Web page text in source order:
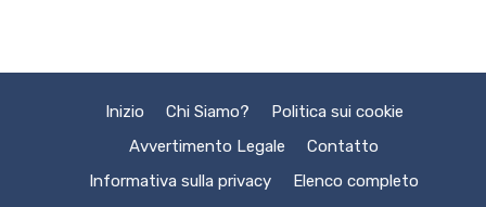
Inizio Chi Siamo?
Politica sui cookie
Avvertimento Legale
Contatto
Informativa sulla privacy
Elenco completo